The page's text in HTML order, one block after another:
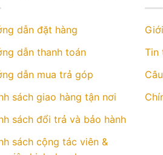
dẫn đặt hàng
dẫn thanh toán
dẫn mua trả góp
sách giao hàng tận nơi
sách đổi trả và bảo hành
sách cộng tác viên &
Tin